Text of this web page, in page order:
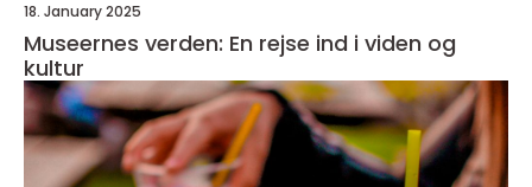
18. January 2025
Museernes verden: En rejse ind i viden og
kultur